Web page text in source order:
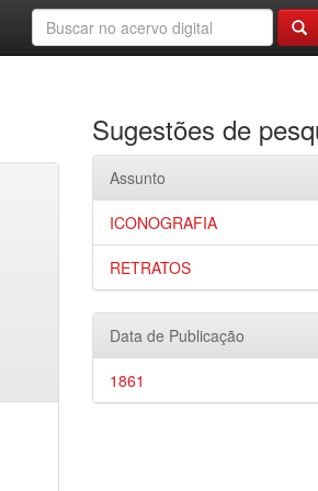
Sugestões de
Assunto
ICONOGRAFIA
RETRATOS
Data de Publicação
1861